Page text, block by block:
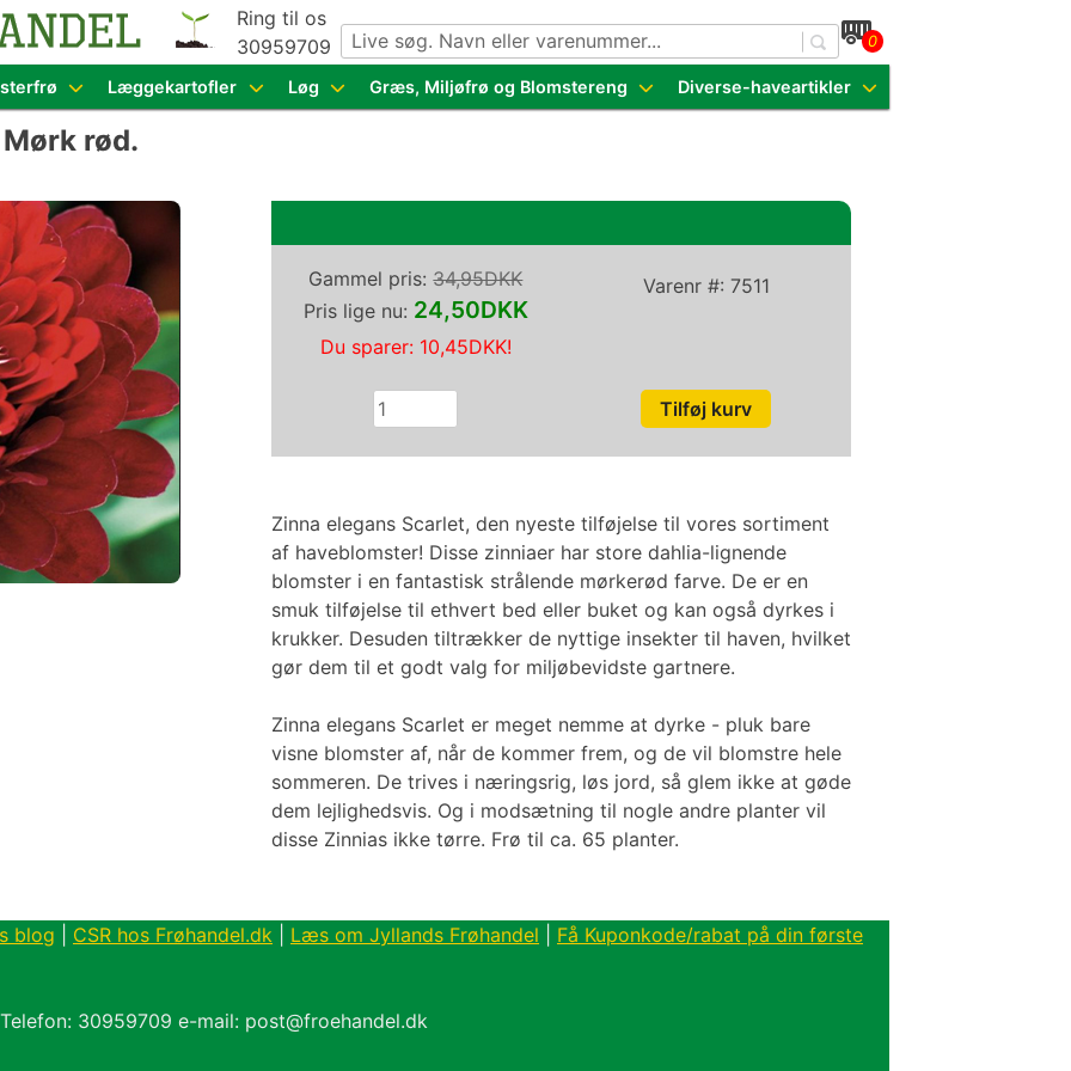
grøntsagsfrø fra hele Europa – få adgang til 1.229 spændende sorter
Ring til os
30959709
0
Læggekartofler Løg Græs, Miljøfrø og Blomstereng Diverse-haveartikler
rød.
Zinna elegans Scarlet, den nyeste tilføjelse til vores sortiment
af haveblomster! Disse zinniaer har store dahlia-lignende
blomster i en fantastisk strålende mørkerød farve. De er en
smuk tilføjelse til ethvert bed eller buket og kan også dyrkes i
krukker. Desuden tiltrækker de nyttige insekter til haven, hvilket
gør dem til et godt valg for miljøbevidste gartnere.
Zinna elegans Scarlet er meget nemme at dyrke - pluk bare
visne blomster af, når de kommer frem, og de vil blomstre hele
sommeren. De trives i næringsrig, løs jord, så glem ikke at gøde
dem lejlighedsvis. Og i modsætning til nogle andre planter vil
disse Zinnias ikke tørre. Frø til ca. 65 planter.
Varenr #: 7511
Gammel pris:34,95DKK
Pris lige nu: 24,50DKK
Du sparer: 10,45DKK!
blog CSR hos Frøhandel.dk Læs om Jyllands Frøhandel
Få Kuponkode/rabat på din første
30959709 e-mail: post@froehandel.dk